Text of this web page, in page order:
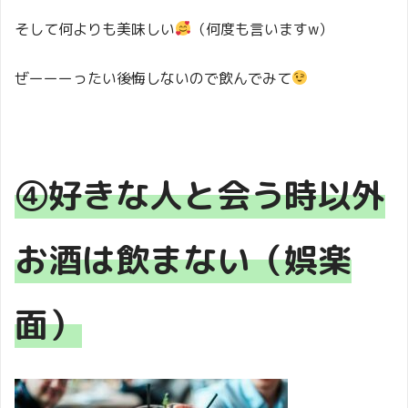
そして何よりも美味しい （何度も言いますw）
ぜーーーったい後悔しないので飲んでみて
④好きな人と会う時以外
お酒は飲まない（娯楽
面）